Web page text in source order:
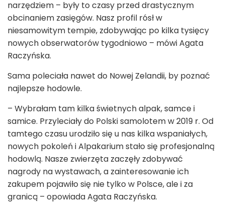
narzędziem – były to czasy przed drastycznym
obcinaniem zasięgów. Nasz profil rósł w
niesamowitym tempie, zdobywając po kilka tysięcy
nowych obserwatorów tygodniowo – mówi Agata
Raczyńska.
Sama poleciała nawet do Nowej Zelandii, by poznać
najlepsze hodowle.
– Wybrałam tam kilka świetnych alpak, samce i
samice. Przyleciały do Polski samolotem w 2019 r. Od
tamtego czasu urodziło się u nas kilka wspaniałych,
nowych pokoleń i Alpakarium stało się profesjonalną
hodowlą. Nasze zwierzęta zaczęły zdobywać
nagrody na wystawach, a zainteresowanie ich
zakupem pojawiło się nie tylko w Polsce, ale i za
granicą – opowiada Agata Raczyńska.